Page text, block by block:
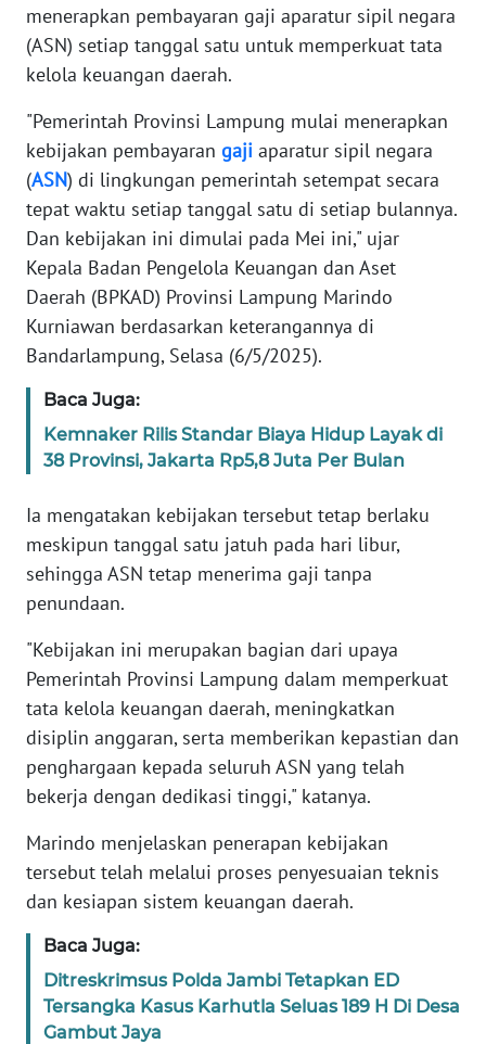
menerapkan pembayaran gaji aparatur sipil negara
(ASN) setiap tanggal satu untuk memperkuat tata
kelola keuangan daerah.
"Pemerintah Provinsi Lampung mulai menerapkan
kebijakan pembayaran gaji aparatur sipil negara
(ASN) di lingkungan pemerintah setempat secara
tepat waktu setiap tanggal satu di setiap bulannya.
Dan kebijakan ini dimulai pada Mei ini," ujar
Kepala Badan Pengelola Keuangan dan Aset
Daerah (BPKAD) Provinsi Lampung Marindo
Kurniawan berdasarkan keterangannya di
Bandarlampung, Selasa (6/5/2025).
Baca Juga:
Kemnaker Rilis Standar Biaya Hidup Layak di
38 Provinsi, Jakarta Rp5,8 Juta Per Bulan
Ia mengatakan kebijakan tersebut tetap berlaku
meskipun tanggal satu jatuh pada hari libur,
sehingga ASN tetap menerima gaji tanpa
penundaan.
"Kebijakan ini merupakan bagian dari upaya
Pemerintah Provinsi Lampung dalam memperkuat
tata kelola keuangan daerah, meningkatkan
disiplin anggaran, serta memberikan kepastian dan
penghargaan kepada seluruh ASN yang telah
bekerja dengan dedikasi tinggi," katanya.
Marindo menjelaskan penerapan kebijakan
tersebut telah melalui proses penyesuaian teknis
dan kesiapan sistem keuangan daerah.
Baca Juga:
Ditreskrimsus Polda Jambi Tetapkan ED
Tersangka Kasus Karhutla Seluas 189 H Di Desa
Gambut Jaya
REDAKSI
KARIR
DISCLAIMER
Wahana
News
Regional
WN
SUMUT
WN
JAKARTA
JABAR
WN
BANTEN
WN
NTT
WN
KEPRI
WN
PAPUA
WN
PAPUA
BARAT
WN
RIAU